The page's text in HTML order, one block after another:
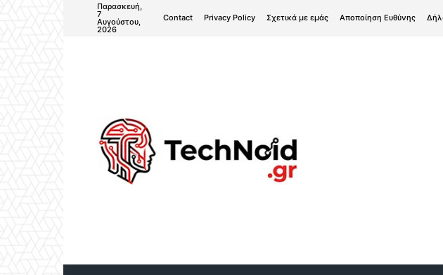
Παρασκευή,
7
Αυγούστου,
2026
Contact Privacy Policy Σχετικά με εμάς Αποποίηση Ευθύνης